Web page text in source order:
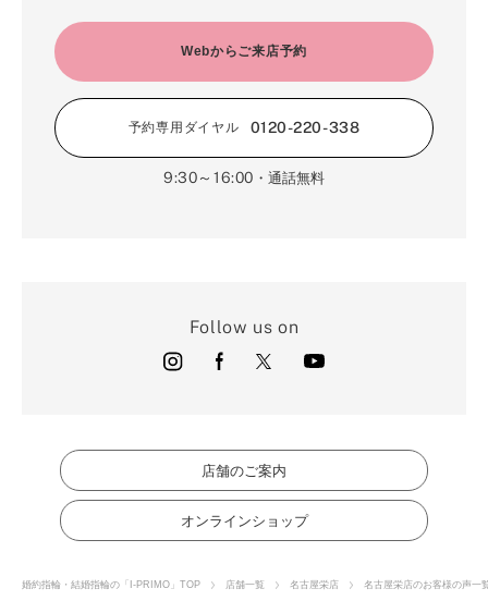
Webからご来店予約
予約専用ダイヤル 0120-220-338
9:30～16:00 ・通話無料
Follow us on
店舗のご案内
オンラインショップ
婚約指輪・結婚指輪の「I-PRIMO」TOP 店舗一覧 名古屋栄店 名古屋栄店のお客様の声一